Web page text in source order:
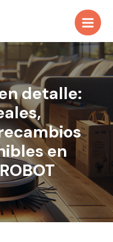
detalle:
en